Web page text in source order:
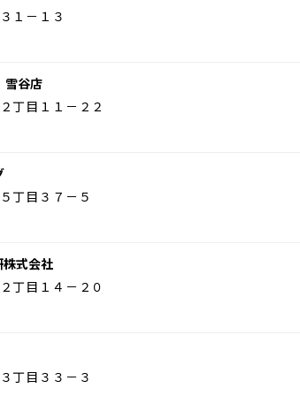
１－１３
谷店
丁目１１－２２
丁目３７－５
株式会社
丁目１４－２０
丁目３３－３